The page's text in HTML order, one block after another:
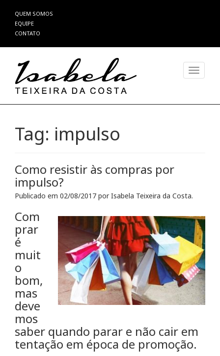
Pular
para
o
QUEM SOMOS
EQUIPE
CONTATO
Tag: impulso
Como resistir às compras por
impulso?
Publicado em 02/08/2017 porIsabela Teixeira da Costa.
Com
prar
é
muit
o
bom,
mas
deve
mos
saber quando parar e não cair em
tentação em época de promoção.